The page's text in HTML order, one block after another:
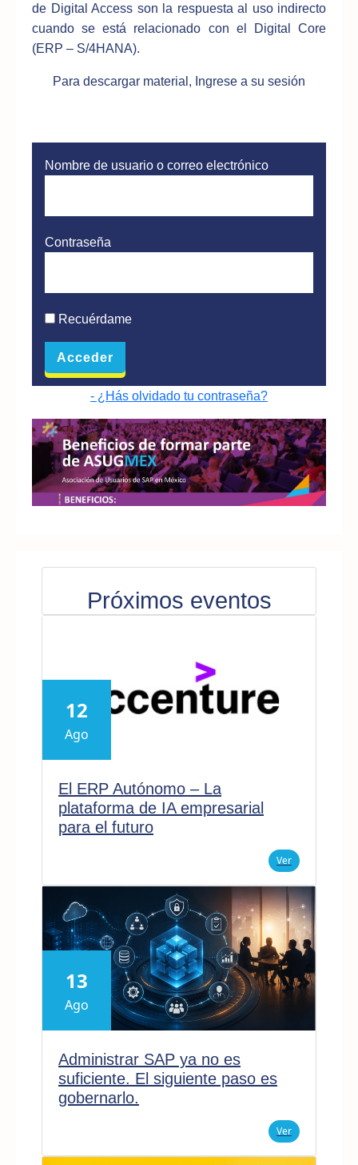
de Digital Access son la respuesta al uso indirecto
cuando se está relacionado con el Digital Core
(ERP – S/4HANA).
Para descargar material, Ingrese a su sesión
Nombre de usuario o correo electrónico
Contraseña
Recuérdame
- ¿Hás olvidado tu contraseña?
Próximos eventos
12
Ago
El ERP Autónomo – La
plataforma de IA empresarial
para el futuro
Ver
13
Ago
Administrar SAP ya no es
suficiente. El siguiente paso es
gobernarlo.
Ver